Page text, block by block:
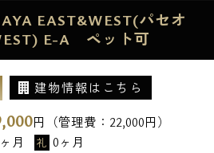
EAST&WEST(パセオ
E-A ペット可
建物情報はこちら
円（管理費： 22,000円）
月 礼 0ヶ月